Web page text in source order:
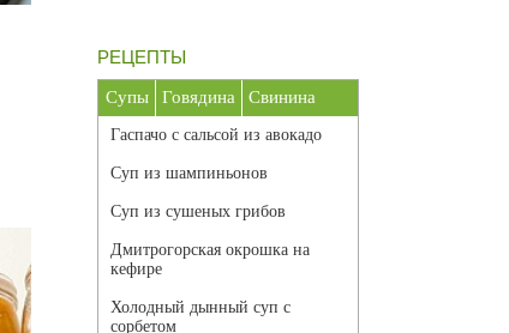
РЕЦЕПТЫ
Супы Говядина Свинина
Гаспачо с сальсой из авокадо
Суп из шампиньонов
Суп из сушеных грибов
Дмитрогорская окрошка на
кефире
Холодный дынный суп с
сорбетом